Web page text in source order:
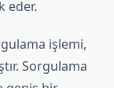
eder.
işlemi,
Sorgulama